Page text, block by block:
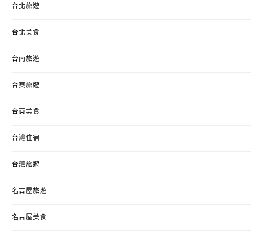
台北旅遊
台北美食
台南旅遊
台東旅遊
台東美食
台灣住宿
台灣旅遊
名古屋旅遊
名古屋美食